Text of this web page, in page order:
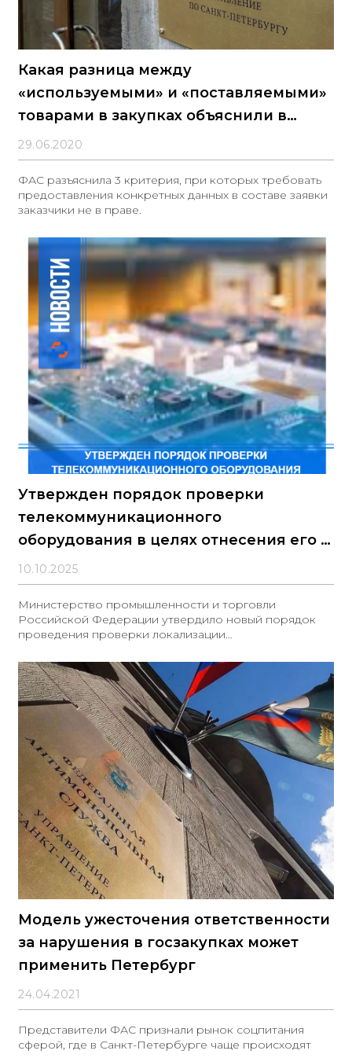
Какая разница между
«используемыми» и «поставляемыми»
товарами в закупках объяснили в
антимонопольной службе
29.06.2020
ФАС разъяснила 3 критерия, при которых требовать
предоставления конкретных данных в составе заявки
заказчики не в праве.
Утвержден порядок проверки
телекоммуникационного
оборудования в целях отнесения его к
российской промышленной
продукции
10.10.2025
Министерство промышленности и торговли
Российской Федерации утвердило новый порядок
проведения проверки локализации
подтверждения российского происхождения
продукции
Модель ужесточения ответственности
за нарушения в госзакупках может
применить Петербург
24.04.2021
Представители ФАС признали рынок соцпитания
сферой, где в Санкт-Петербурге чаще происходят